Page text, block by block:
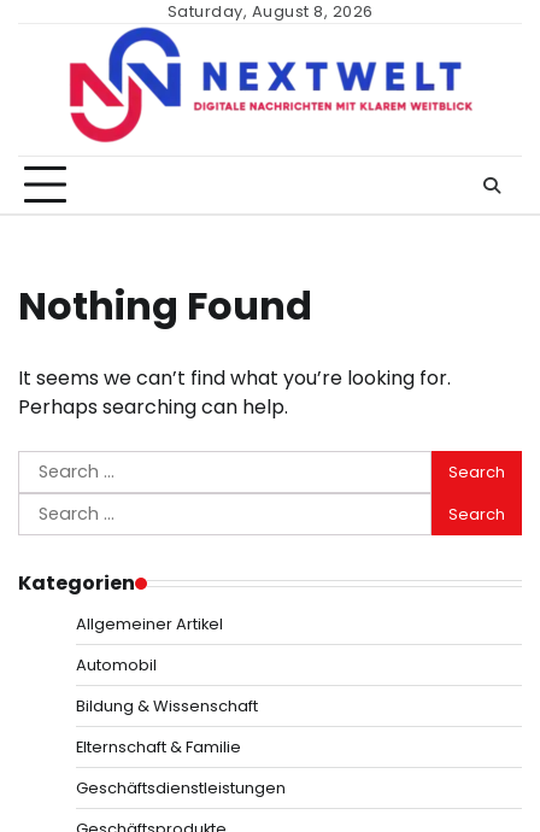
content
Saturday, August 8, 2026
Nothing Found
It seems we can’t find what you’re looking for.
Perhaps searching can help.
Search
for:
Search
for:
Kategorien
Allgemeiner Artikel
Automobil
Bildung & Wissenschaft
Elternschaft & Familie
Geschäftsdienstleistungen